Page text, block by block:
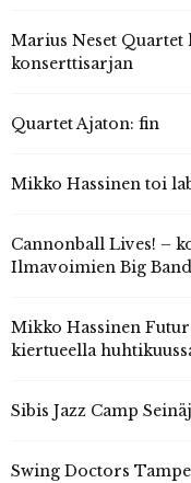
Marius Neset Quartet
konserttisarjan
Quartet Ajaton: fin
Mikko Hassinen toi
Cannonball Lives! –
Ilmavoimien Big Band
Mikko Hassinen
kiertueella
Sibis Jazz Camp
Swing Doctors